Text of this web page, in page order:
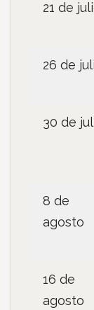
21 de
26 de
30 de
8 de
agosto
16 de
agosto